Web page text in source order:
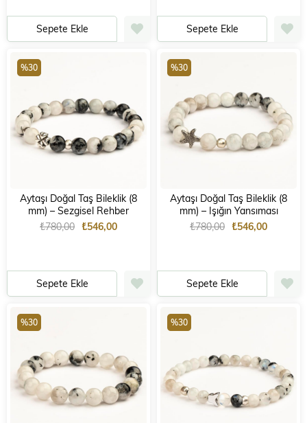
Sepete Ekle Sepete Ekle
Aytaşı Doğal Taş Bileklik (8
mm) – Sezgisel Rehber
₺546,00
₺780,00
Sepete Ekle
%30
Aytaşı Doğal Taş Bileklik (8
mm) – Işığın Yansıması
₺546,00
₺780,00
Sepete Ekle
%30
%30 %30